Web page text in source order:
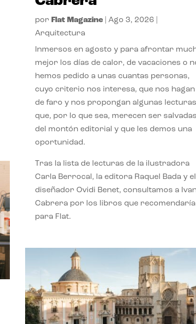
por Flat Magazine| Ago 3, 2026
Arquitectura
Inmersos en agosto y para afrontar
mejor los días de calor, de vacaciones o
hemos pedido a unas cuantas personas,
cuyo criterio nos interesa, que nos hagan
de faro y nos propongan algunas lecturas
que, por lo que sea, merecen ser
del montón editorial y que les demos una
oportunidad.
Tras la lista de lecturas de la ilustradora
Carla Berrocal, la editora Raquel Bada y el
diseñador Ovidi Benet, consultamos a
Cabrera por los libros que recomendaría
para Flat.